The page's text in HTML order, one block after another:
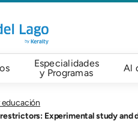
Especialidades
y Programas
Al
Experimental study and